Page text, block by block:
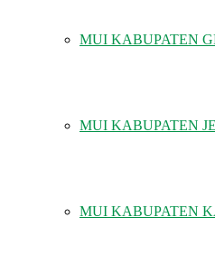
MUI KABUPATEN
MUI KABUPATEN
MUI KABUPATEN